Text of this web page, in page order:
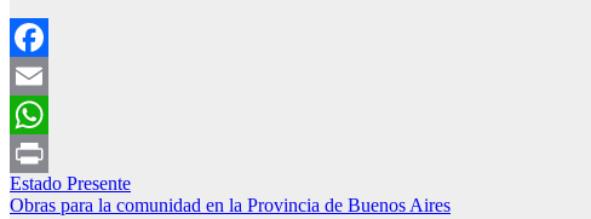
Facebook
Email
WhatsApp
Print
Navegación
Estado Presente
Obras para la comunidad en la Provincia de Buenos Aires